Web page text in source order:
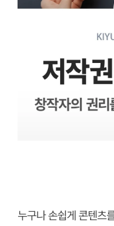
누구나 손쉽게 콘텐츠